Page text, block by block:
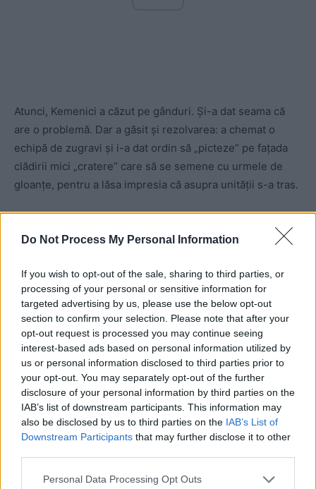
Do Not Process My Personal Information
If you wish to opt-out of the sale, sharing to third parties, or
processing of your personal or sensitive information for
targeted advertising by us, please use the below opt-out
section to confirm your selection. Please note that after your
opt-out request is processed you may continue seeing
interest-based ads based on personal information utilized by
us or personal information disclosed to third parties prior to
your opt-out. You may separately opt-out of the further
disclosure of your personal information by third parties on the
IAB’s list of downstream participants. This information may
also be disclosed by us to third parties on the IAB’s List of
Downstream Participants that may further disclose it to other
Personal Data Processing Opt Outs
Atunci, Kemenici a căzut pe gânduri. Și-a dat seama că
are o problemă. Dar a găsit și rezolvarea: a chemat o
echipă de zugravi și i-a dat ordin să „picteze” pe fațada
clădirii mici „cratere” care să se semene cu urmele de
gloanțe, pentru a lăsa impresia că asupra unităţii s-a tras.
de gloanţe au fost pictate numai până la înălţimea la care
Atât a ajuns scara zugravului, atât s-a tras la Revoluție! Teroriștii – disciplinați
Puteți susține ZIARISTII.COM făcând
odonație AICI.Vă mulțumim!
CITIȚI ȘI:
*„Dosarul din SUA” al lui Florin Cîțu, detonat
canabisului! Amenințări timp de două zile,